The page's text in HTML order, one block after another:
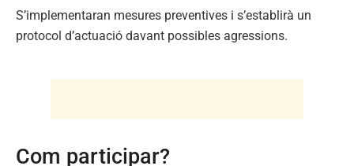
S’implementaran mesures preventives i s’establirà un
protocol d’actuació davant possibles agressions.
Com participar?